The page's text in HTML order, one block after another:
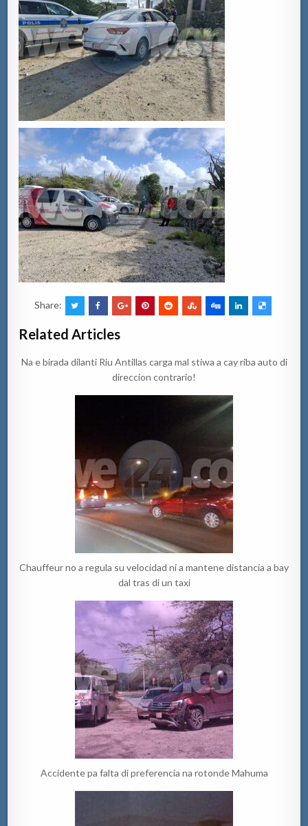
Share:
Related Articles
Na e birada dilanti Riu Antillas carga mal stiwa a cay riba auto di
direccion contrario!
Chauffeur no a regula su velocidad ni a mantene distancia a bay
dal tras di un taxi
Accidente pa falta di preferencia na rotonde Mahuma